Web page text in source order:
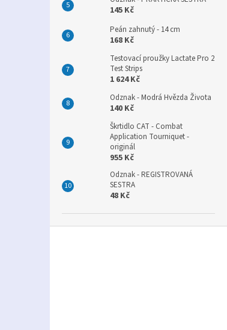
145 Kč
Peán zahnutý - 14 cm
168 Kč
Testovací proužky Lactate Pro 2
Test Strips
1 624 Kč
Odznak - Modrá Hvězda Života
140 Kč
Škrtidlo CAT - Combat
Application Tourniquet -
originál
955 Kč
Odznak - REGISTROVANÁ
SESTRA
48 Kč